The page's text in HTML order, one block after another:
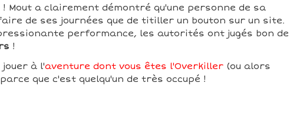
! Mout a clairement démontré qu'une personne de sa
de ses journées que de titiller un bouton sur un site.
performance, les autorités ont jugés bon de
!
jouer à l'aventure dont vous êtes l'Overkiller(ou alors
que c'est quelqu'un de très occupé !